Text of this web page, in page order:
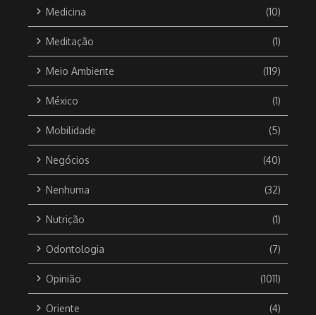
Medicina (10)
Meditação (1)
Meio Ambiente (119)
México (1)
Mobilidade (5)
Negócios (40)
Nenhuma (32)
Nutrição (1)
Odontologia (7)
Opinião (1011)
Oriente (4)